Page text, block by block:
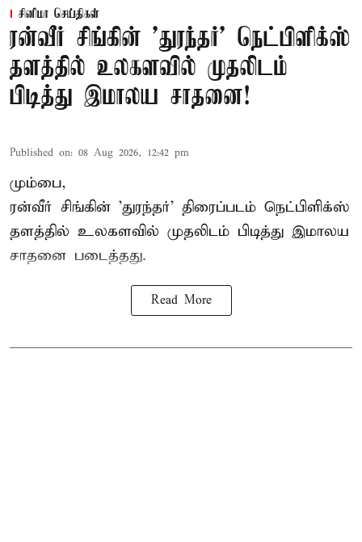
சினிமா செய்திகள்
ரன்வீர் சிங்கின் 'துரந்தர்' நெட்பிளிக்ஸ்
தளத்தில் உலகளவில் முதலிடம்
பிடித்து இமாலய சாதனை!
Published on: 08 Aug 2026, 12:42 pm
மும்பை,
ரன்வீர் சிங்கின் 'துரந்தர்' திரைப்படம் நெட்பிளிக்ஸ்
தளத்தில் உலகளவில் முதலிடம் பிடித்து இமாலய
சாதனை படைத்தது.
Read More